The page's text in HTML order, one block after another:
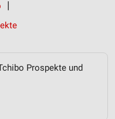
Prospekte und